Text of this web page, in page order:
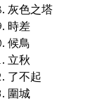
灰色之塔
時差
候鳥
立秋
了不起
圍城